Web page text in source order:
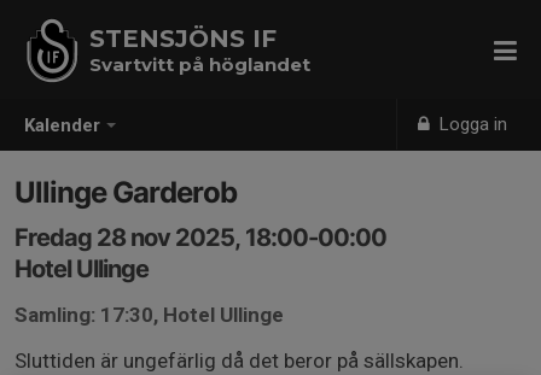
Kalender Logga in
STENSJÖNS IF
Svartvitt på höglandet
Ullinge Garderob
Fredag 28 nov 2025, 18:00-00:00
Hotel Ullinge
Samling: 17:30, Hotel Ullinge
Sluttiden är ungefärlig då det beror på sällskapen.